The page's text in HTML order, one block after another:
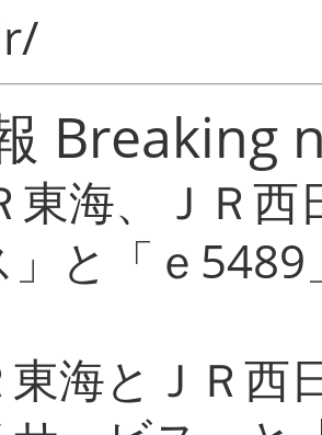
Breaking
東海、ＪＲ
」と「ｅ
海とＪＲ西